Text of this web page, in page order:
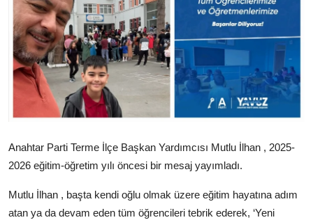
Anahtar Parti Terme İlçe Başkan Yardımcısı Mutlu İlhan , 2025-
2026 eğitim-öğretim yılı öncesi bir mesaj yayımladı.
Mutlu İlhan , başta kendi oğlu olmak üzere eğitim hayatına adım
atan ya da devam eden tüm öğrencileri tebrik ederek, ‘Yeni